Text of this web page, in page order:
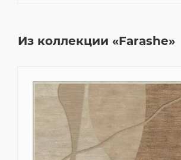
Из коллекции «Farashe»